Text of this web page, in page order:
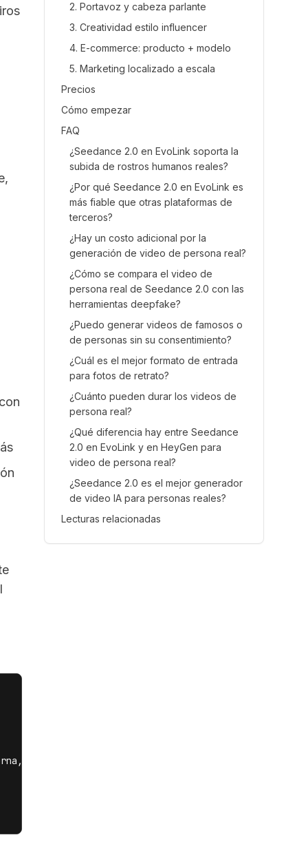
se gira hacia la cámara y pronuncia un breve
2. Portavoz y cabeza parlante
3. Creatividad estilo influencer
4. E-commerce: producto + modelo
5. Marketing localizado a escala
Precios
Cómo empezar
FAQ
¿Seedance 2.0 en EvoLink soporta la
subida de rostros humanos reales?
¿Por qué Seedance 2.0 en EvoLink es
más fiable que otras plataformas de
terceros?
¿Hay un costo adicional por la
generación de video de persona real?
¿Cómo se compara el video de
persona real de Seedance 2.0 con las
herramientas deepfake?
¿Puedo generar videos de famosos o
de personas sin su consentimiento?
¿Cuál es el mejor formato de entrada
para fotos de retrato?
¿Cuánto pueden durar los videos de
persona real?
¿Qué diferencia hay entre Seedance
2.0 en EvoLink y en HeyGen para
video de persona real?
¿Seedance 2.0 es el mejor generador
de video IA para personas reales?
Lecturas relacionadas